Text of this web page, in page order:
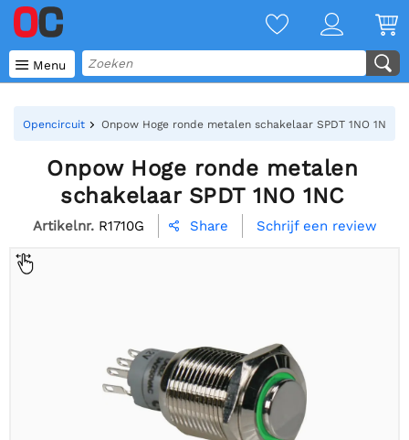
 Menu
Opencircuit Onpow Hoge ronde metalen schakelaar SPDT 1NO 1NC
Onpow Hoge ronde metalen
schakelaar SPDT 1NO 1NC
Artikelnr. R1710G  Share Schrijf een review